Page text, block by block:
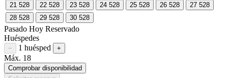
21 528 22 528 23 528 24 528 25 528 26 528 27 528
28 528 29 528 30 528
Pasado Hoy Reservado
Huéspedes
Restar huésped
− 1 huésped Sumar huésped
+
Máx. 18
Comprobar disponibilidad